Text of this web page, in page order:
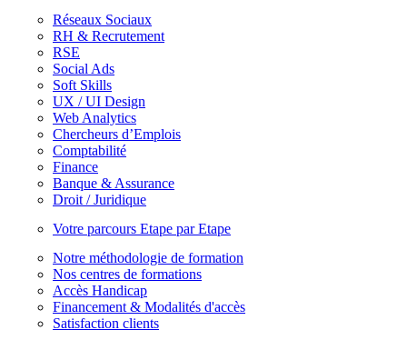
Réseaux Sociaux
RH & Recrutement
RSE
Social Ads
Soft Skills
UX / UI Design
Web Analytics
Chercheurs d’Emplois
Comptabilité
Finance
Banque & Assurance
Droit / Juridique
Votre parcours Etape par Etape
Notre méthodologie de formation
Nos centres de formations
Accès Handicap
Financement & Modalités d'accès
Satisfaction clients